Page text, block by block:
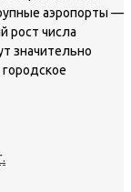
аэропорты —
рост числа
значительно